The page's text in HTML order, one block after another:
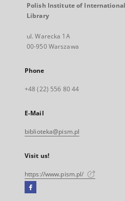
Polish Institute of
Library
ul. Warecka 1A
00-950 Warszawa
Phone
+48 (22) 556 80 44
E-Mail
biblioteka@pism.pl
Visit us!
https://www.pism.pl/
Facebook